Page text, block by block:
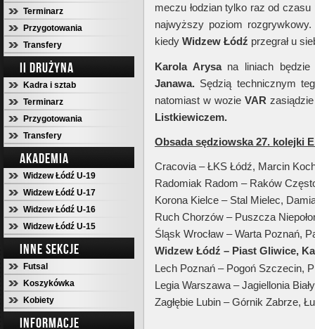
Terminarz
Przygotowania
Transfery
II DRUŻYNA
Kadra i sztab
Terminarz
Przygotowania
Transfery
AKADEMIA
Widzew Łódź U-19
Widzew Łódź U-17
Widzew Łódź U-16
Widzew Łódź U-15
INNE SEKCJE
Futsal
Koszykówka
Kobiety
INFORMACJE
meczu łodzian tylko raz od
najwyższy poziom
kiedy Widzew Łódź przegrał u
Karola Arysana liniach będzie
Janawa. Sędzią technicznym
natomiast w wozie VAR
Listkiewiczem.
Obsada sędziowska 27. kolejki
Cracovia – ŁKS Łódź, Marcin
Radomiak Radom – Raków
Korona Kielce – Stal Mielec,
Ruch Chorzów – Puszcza
Śląsk Wrocław – Warta Poznań,
Widzew Łódź – Piast Gliwice,
Lech Poznań – Pogoń Szczecin,
Legia Warszawa – Jagiellonia
Zagłębie Lubin – Górnik Zabrze,